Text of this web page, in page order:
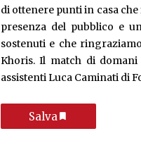
di ottenere punti in casa
presenza del pubblico e
sostenuti e che
Khoris. Il match di domani
assistenti Luca Caminati di
Salva